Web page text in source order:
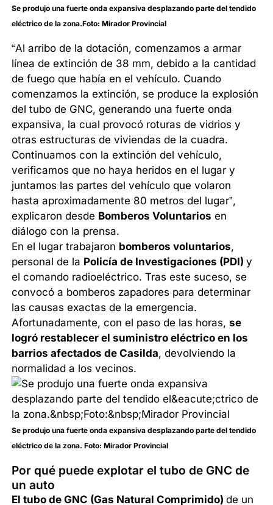
Se produjo una fuerte onda expansiva desplazando parte del tendido
eléctrico de la zona.Foto: Mirador Provincial
“Al arribo de la dotación, comenzamos a armar
línea de extinción de 38 mm, debido a la cantidad
de fuego que había en el vehículo. Cuando
comenzamos la extinción, se produce la explosión
del tubo de GNC, generando una fuerte onda
expansiva, la cual provocó roturas de vidrios y
otras estructuras de viviendas de la cuadra.
Continuamos con la extinción del vehículo,
verificamos que no haya heridos en el lugar y
juntamos las partes del vehículo que volaron
hasta aproximadamente 80 metros del lugar”,
explicaron desde Bomberos Voluntarios en
diálogo con la prensa.
En el lugar trabajaron bomberos voluntarios,
personal de la Policía de Investigaciones (PDI)y
el comando radioeléctrico. Tras este suceso, se
convocó a bomberos zapadores para determinar
las causas exactas de la emergencia.
Afortunadamente, con el paso de las horas,se
logró restablecer el suministro eléctrico en los
barrios afectados de Casilda, devolviendo la
normalidad a los vecinos.
Se produjo una fuerte onda expansiva desplazando parte del tendido
eléctrico de la zona.Foto: Mirador Provincial
Por qué puede explotar el tubo de GNC de
un auto
El tubo de GNC (Gas Natural Comprimido)de un